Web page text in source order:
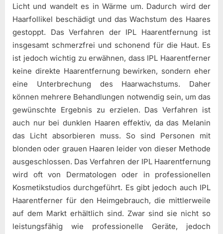
Licht und wandelt es in Wärme um. Dadurch wird der
Haarfollikel beschädigt und das Wachstum des Haares
gestoppt. Das Verfahren der IPL Haarentfernung ist
insgesamt schmerzfrei und schonend für die Haut. Es
ist jedoch wichtig zu erwähnen, dass IPL Haarentferner
keine direkte Haarentfernung bewirken, sondern eher
eine Unterbrechung des Haarwachstums. Daher
können mehrere Behandlungen notwendig sein, um das
gewünschte Ergebnis zu erzielen. Das Verfahren ist
auch nur bei dunklen Haaren effektiv, da das Melanin
das Licht absorbieren muss. So sind Personen mit
blonden oder grauen Haaren leider von dieser Methode
ausgeschlossen. Das Verfahren der IPL Haarentfernung
wird oft von Dermatologen oder in professionellen
Kosmetikstudios durchgeführt. Es gibt jedoch auch IPL
Haarentferner für den Heimgebrauch, die mittlerweile
auf dem Markt erhältlich sind. Zwar sind sie nicht so
leistungsfähig wie professionelle Geräte, jedoch